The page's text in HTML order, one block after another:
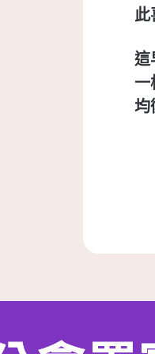
此
這
一
均